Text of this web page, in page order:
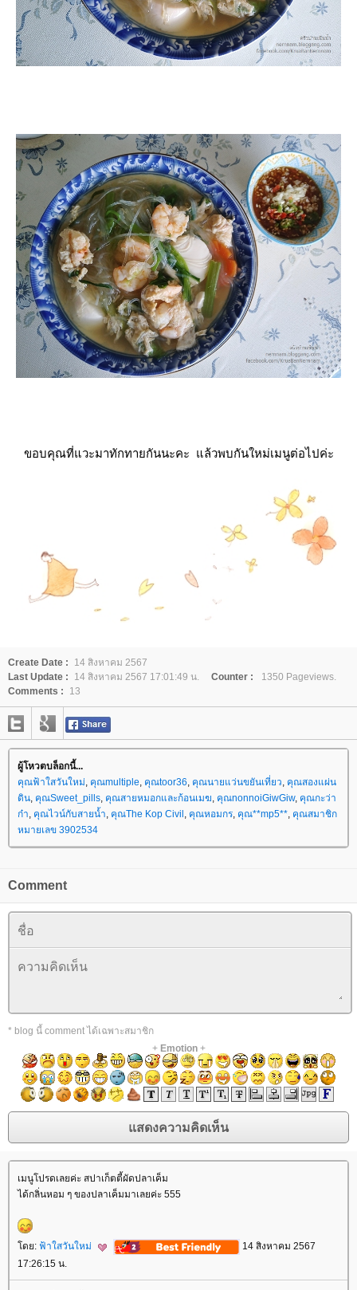
ขอบคุณที่แวะมาทักทายกันนะคะ แล้วพบกันใหม่เมนูต่อไปค่ะ
Create Date :
14 สิงหาคม 2567
Last Update :
14 สิงหาคม 2567 17:01:49 น. Counter :
1350 Pageviews.
Comments :
13
ผู้โหวตบล็อกนี้...
คุณฟ้าใสวันใหม่, คุณmultiple, คุณtoor36, คุณนายแว่นขยันเที่ยว, คุณสองแผ่น
ดิน, คุณSweet_pills, คุณสายหมอกและก้อนเมฆ, คุณnonnoiGiwGiw, คุณกะว่า
ก๋า, คุณไวน์กับสายน้ำ, คุณThe Kop Civil , คุณหอมกร, คุณ**mp5**, คุณสมาชิก
หมายเลข 3902534
Comment
* blog นี้ comment ได้เฉพาะสมาชิก
+ Emotion+
เมนูโปรดเลยค่ะ สปาเก็ตตี้ผัดปลาเค็ม
ได้กลิ่นหอม ๆ ของปลาเค็มมาเลยค่ะ 555
ดย: ฟ้าใสวันใหม่
14 สิงหาคม 2567
17:26:15 น.